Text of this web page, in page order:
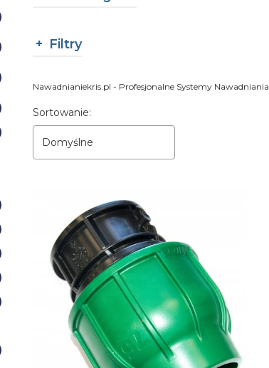
Filtry
Nawadnianiekris.pl - Profesjonalne Systemy Nawadniania
Lista produktów
Sortowanie:
Domyślne